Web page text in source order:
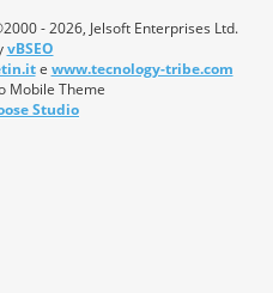
- 2026, Jelsoft Enterprises Ltd.
vBSEO
e www.tecnology-tribe.com
Mobile Theme
Studio